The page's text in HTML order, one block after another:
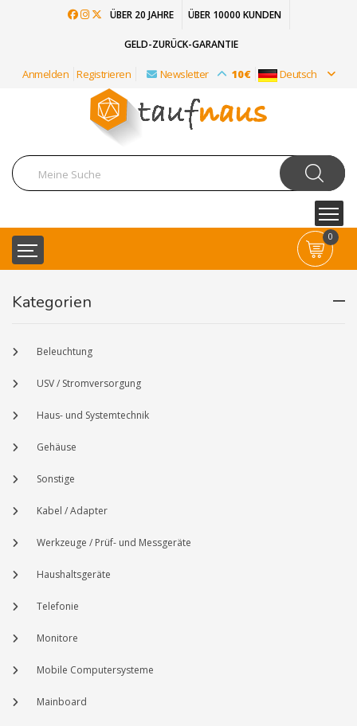
ÜBER 20 JAHRE ÜBER 10000 KUNDEN
GELD-ZURÜCK-GARANTIE
Anmelden Registrieren Newsletter 10€ Deutsch
0
Kategorien
Beleuchtung
USV / Stromversorgung
Haus- und Systemtechnik
Gehäuse
Sonstige
Kabel / Adapter
Werkzeuge / Prüf- und Messgeräte
Haushaltsgeräte
Telefonie
Monitore
Mobile Computersysteme
Mainboard